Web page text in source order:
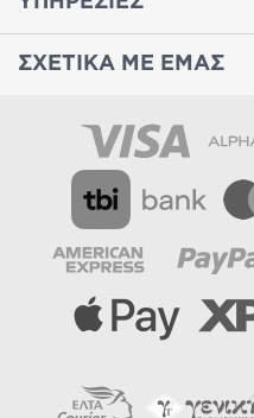
ΣΧΕΤΙΚΑ ΜΕ ΕΜΑΣ